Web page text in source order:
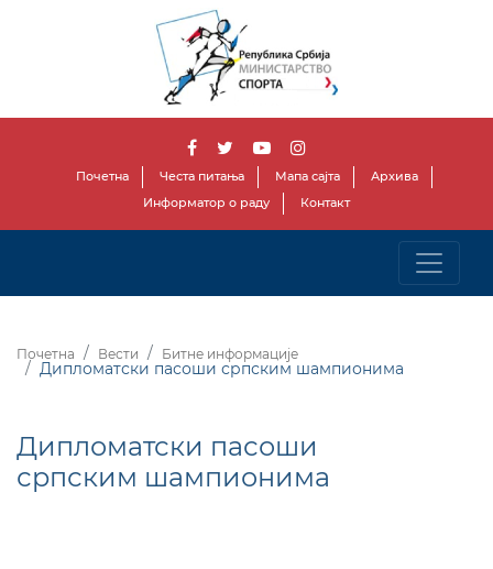
Почетна Честа питања Мапа сајта
Архива
Информатор о раду
Контакт
Почетна Вести Битне информације
Дипломатски пасоши српским шампионима
Дипломатски пасоши
српским шампионима